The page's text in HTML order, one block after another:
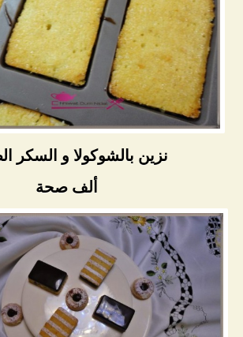
نزين بالشوكولا و السكر
ألف صحة